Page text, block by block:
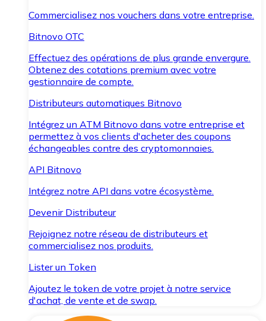
Commercialisez nos vouchers dans votre entreprise.
Bitnovo OTC
Effectuez des opérations de plus grande envergure.
Obtenez des cotations premium avec votre
gestionnaire de compte.
Distributeurs automatiques Bitnovo
Intégrez un ATM Bitnovo dans votre entreprise et
permettez à vos clients d'acheter des coupons
échangeables contre des cryptomonnaies.
API Bitnovo
Intégrez notre API dans votre écosystème.
Devenir Distributeur
Rejoignez notre réseau de distributeurs et
commercialisez nos produits.
Lister un Token
Ajoutez le token de votre projet à notre service
d'achat, de vente et de swap.